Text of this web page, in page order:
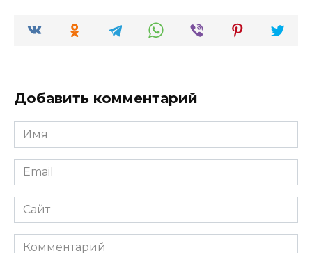
Добавить комментарий
Имя
*
Email
*
Сайт
Комментарий